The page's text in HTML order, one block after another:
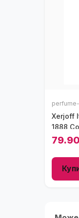
Xerjoff
1888
30 мл -